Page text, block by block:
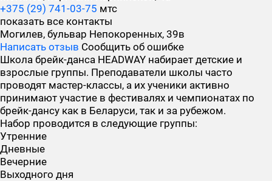
+375 (29) 741-03-75 мтс
показать все контакты
Могилев, бульвар Непокоренных, 39в
Написать отзыв Сообщить об ошибке
Школа брейк-данса HEADWAY набирает детские и
взрослые группы. Преподаватели школы часто
проводят мастер-классы, а их ученики активно
принимают участие в фестивалях и чемпионатах по
брейк-дансу как в Беларуси, так и за рубежом.
Набор проводится в следующие группы:
Утренние
Дневные
Вечерние
Выходного дня